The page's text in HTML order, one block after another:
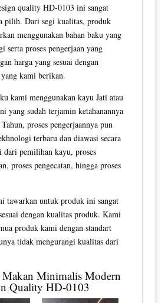
quality HD-0103 ini sangat
pilih. Dari segi kualitas, produk
menggunakan bahan baku yang
serta proses pengerjaan yang
harga yang sesuai dengan
kami berikan.
kami menggunakan kayu Jati atau
yang sudah terjamin ketahanannya
proses pengerjaannya pun
terbaru dan diawasi secara
pemilihan kayu, proses
proses pengecatan, hingga proses
tawarkan untuk produk ini sangat
dengan kualitas produk. Kami
produk kami dengan standart
tidak mengurangi kualitas dari
Minimalis Modern
Quality HD-0103